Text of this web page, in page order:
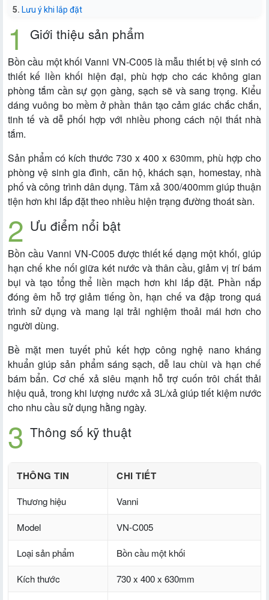
Lưu ý khi lắp đặt
Giới thiệu sản phẩm
Bồn cầu một khối Vanni VN-C005 là mẫu thiết bị vệ sinh có
thiết kế liền khối hiện đại, phù hợp cho các không gian
phòng tắm cần sự gọn gàng, sạch sẽ và sang trọng. Kiểu
dáng vuông bo mềm ở phần thân tạo cảm giác chắc chắn,
tinh tế và dễ phối hợp với nhiều phong cách nội thất nhà
tắm.
Sản phẩm có kích thước 730 x 400 x 630mm, phù hợp cho
phòng vệ sinh gia đình, căn hộ, khách sạn, homestay, nhà
phố và công trình dân dụng. Tâm xả 300/400mm giúp thuận
tiện hơn khi lắp đặt theo nhiều hiện trạng đường thoát sàn.
Ưu điểm nổi bật
Bồn cầu Vanni VN-C005 được thiết kế dạng một khối, giúp
hạn chế khe nối giữa két nước và thân cầu, giảm vị trí bám
bụi và tạo tổng thể liền mạch hơn khi lắp đặt. Phần nắp
đóng êm hỗ trợ giảm tiếng ồn, hạn chế va đập trong quá
trình sử dụng và mang lại trải nghiệm thoải mái hơn cho
người dùng.
Bề mặt men tuyết phủ kết hợp công nghệ nano kháng
khuẩn giúp sản phẩm sáng sạch, dễ lau chùi và hạn chế
bám bẩn. Cơ chế xả siêu mạnh hỗ trợ cuốn trôi chất thải
hiệu quả, trong khi lượng nước xả 3L/xả giúp tiết kiệm nước
cho nhu cầu sử dụng hằng ngày.
Thông số kỹ thuật
THÔNG TIN CHI TIẾT
Thương hiệu Vanni
Model VN-C005
Loại sản phẩm Bồn cầu một khối
Kích thước 730 x 400 x 630mm